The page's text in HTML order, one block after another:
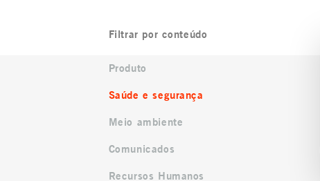
Filtrar por conteúdo
Produto
Saúde e segurança
Meio ambiente
Comunicados
Recursos Humanos